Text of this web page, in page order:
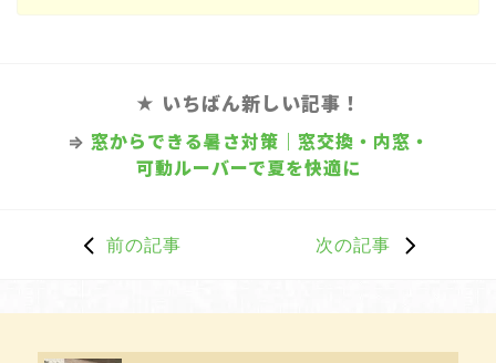
★ いちばん新しい記事！
⇒ 窓からできる暑さ対策｜窓交換・内窓・
可動ルーバーで夏を快適に
前の記事 次の記事